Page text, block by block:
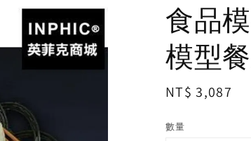
食品
模型
Regular
NT$ 3,087
數量